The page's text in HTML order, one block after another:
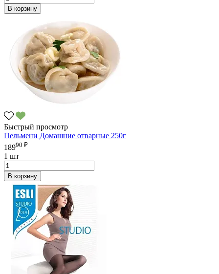
В корзину
Быстрый просмотр
Пельмени Домашние отварные 250г
18990 ₽
1 шт
В корзину